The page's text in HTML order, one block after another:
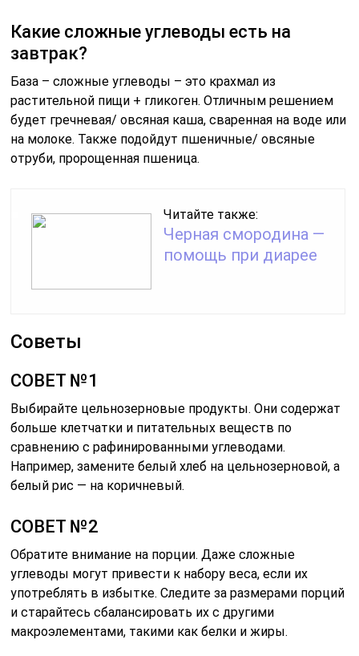
Какие сложные углеводы есть на
завтрак?
База – сложные углеводы – это крахмал из
растительной пищи + гликоген. Отличным решением
будет гречневая/ овсяная каша, сваренная на воде или
на молоке. Также подойдут пшеничные/ овсяные
отруби, пророщенная пшеница.
Читайте также:
Черная смородина —
помощь при диарее
Советы
СОВЕТ №1
Выбирайте цельнозерновые продукты. Они содержат
больше клетчатки и питательных веществ по
сравнению с рафинированными углеводами.
Например, замените белый хлеб на цельнозерновой, а
белый рис — на коричневый.
СОВЕТ №2
Обратите внимание на порции. Даже сложные
углеводы могут привести к набору веса, если их
употреблять в избытке. Следите за размерами порций
и старайтесь сбалансировать их с другими
макроэлементами, такими как белки и жиры.